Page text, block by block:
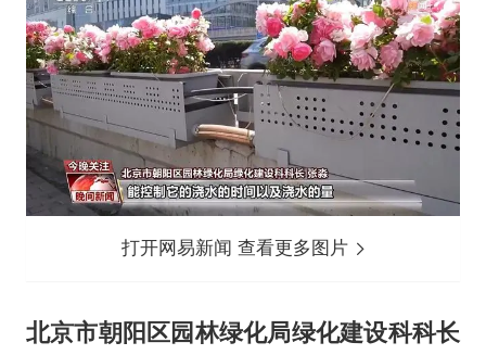
打开网易新闻 查看更多图片
北京市朝阳区园林绿化局绿化建设科科长